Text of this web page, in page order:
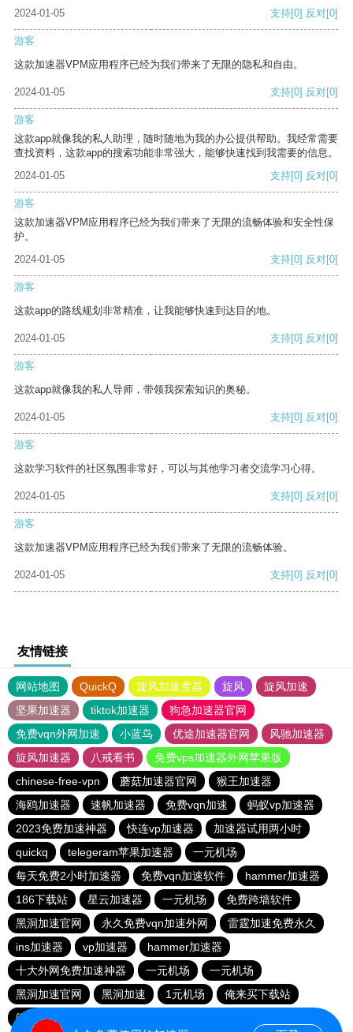
2024-01-05 支持[0] 反对[0]
游客
这款加速器VPM应用程序已经为我们带来了无限的隐私和自由。
2024-01-05 支持[0] 反对[0]
游客
这款app就像我的私人助理，随时随地为我的办公提供帮助。我经常需要
查找资料，这款app的搜索功能非常强大，能够快速找到我需要的信息。
2024-01-05
支持[0] 反对[0]
游客
这款加速器VPM应用程序已经为我们带来了无限的流畅体验和安全性保
护。
2024-01-05
支持[0] 反对[0]
游客
这款app的路线规划非常精准，让我能够快速到达目的地。
2024-01-05 支持[0] 反对[0]
游客
这款app就像我的私人导师，带领我探索知识的奥秘。
2024-01-05 支持[0] 反对[0]
游客
这款学习软件的社区氛围非常好，可以与其他学习者交流学习心得。
2024-01-05 支持[0] 反对[0]
游客
这款加速器VPM应用程序已经为我们带来了无限的流畅体验。
2024-01-05 支持[0] 反对[0]
友情链接
网站地图 QuickQ 旋风加速度器 旋风
旋风加速
坚果加速器
tiktok加速器
狗急加速器官网
免费vqn外网加速
小蓝鸟 优途加速器官网
风驰加速器
旋风加速器
八戒看书
免费vps加速器外网苹果版
chinese-free-vpn
蘑菇加速器官网
猴王加速器
海鸥加速器
速帆加速器 免费vqn加速
蚂蚁vp加速器
2023免费加速神器
快连vp加速器
加速器试用两小时
quickq
telegeram苹果加速器
一元机场
每天免费2小时加速器
免费vqn加速软件
hammer加速器
186下载站
星云加速器 一元机场
免费跨墙软件
黑洞加速官网
永久免费vqn加速外网
雷霆加速免费永久
ins加速器
vp加速器
hammer加速器
十大外网免费加速神器
一元机场
一元机场
黑洞加速官网
黑洞加速 1元机场
俺来买下载站
闪电猫加速器